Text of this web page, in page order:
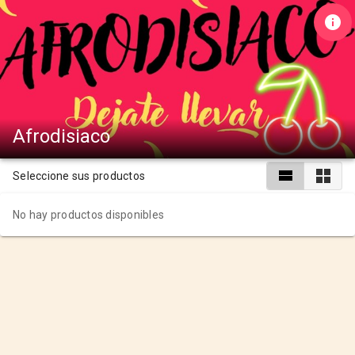
Afrodisiaco
Seleccione sus productos
No hay productos disponibles